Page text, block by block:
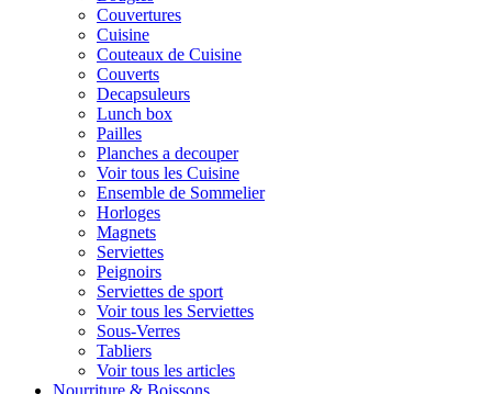
Couvertures
Cuisine
Couteaux de Cuisine
Couverts
Decapsuleurs
Lunch box
Pailles
Planches a decouper
Voir tous les Cuisine
Ensemble de Sommelier
Horloges
Magnets
Serviettes
Peignoirs
Serviettes de sport
Voir tous les Serviettes
Sous-Verres
Tabliers
Voir tous les articles
Nourriture & Boissons